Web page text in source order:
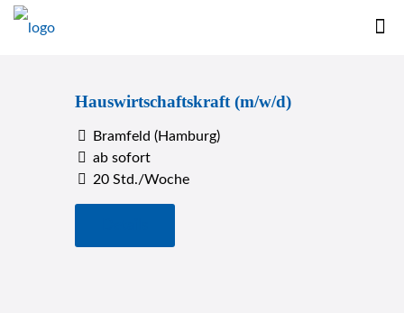
Hauswirtschaftskraft (m/w/d)
Bramfeld (Hamburg)
ab sofort
20 Std./Woche